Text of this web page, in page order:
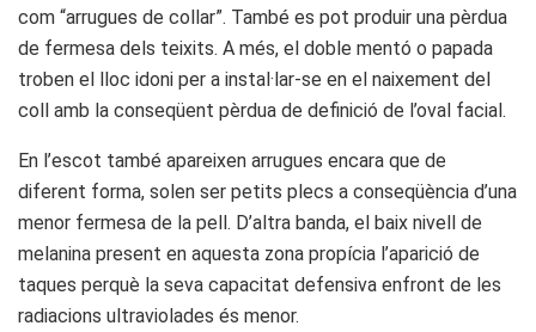
com “arrugues de collar”. També es pot produir una pèrdua
de fermesa dels teixits. A més, el doble mentó o papada
troben el lloc idoni per a instal·lar-se en el naixement del
coll amb la conseqüent pèrdua de definició de l’oval facial.
En l’escot també apareixen arrugues encara que de
diferent forma, solen ser petits plecs a conseqüència d’una
menor fermesa de la pell. D’altra banda, el baix nivell de
melanina present en aquesta zona propícia l’aparició de
taques perquè la seva capacitat defensiva enfront de les
radiacions ultraviolades és menor.